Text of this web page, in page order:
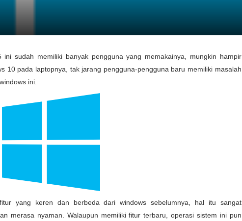
sudah memiliki banyak pengguna yang memakainya, mungkin hampir
10 pada laptopnya, tak jarang pengguna-pengguna baru memiliki masalah
ini.
yang keren dan berbeda dari windows sebelumnya, hal itu sangat
merasa nyaman. Walaupun memiliki fitur terbaru, operasi sistem ini pun